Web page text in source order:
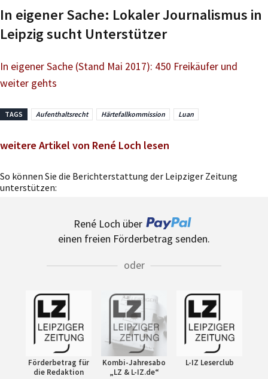
In eigener Sache: Lokaler Journalismus in
Leipzig sucht Unterstützer
In eigener Sache (Stand Mai 2017): 450 Freikäufer und
weiter gehts
TAGS Aufenthaltsrecht Härtefallkommission Luan
weitere Artikel von René Loch lesen
So können Sie die Berichterstattung der Leipziger Zeitung
unterstützen:
René Loch über
einen freien Förderbetrag senden.
oder
Förderbetrag für
die Redaktion
Kombi-Jahresabo
„LZ & L-IZ.de“
L-IZ Leserclub